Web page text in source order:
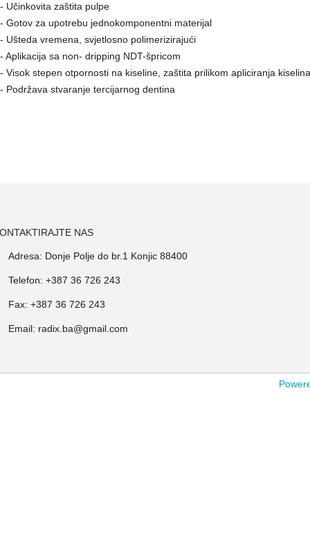
- Učinkovita zaštita pulpe
- Gotov za upotrebu jednokomponentni materijal
- Ušteda vremena, svjetlosno polimerizirajući
- Aplikacija sa non- dripping NDT-špricom
- Visok stepen otpornosti na kiseline, zaštita prilikom apliciranja
- Podržava stvaranje tercijarnog dentina
NAS
Adresa: Donje Polje do br.1 Konjic 88400
Telefon: +387 36 726 243
Fax: +387 36 726 243
Email: radix.ba@gmail.com